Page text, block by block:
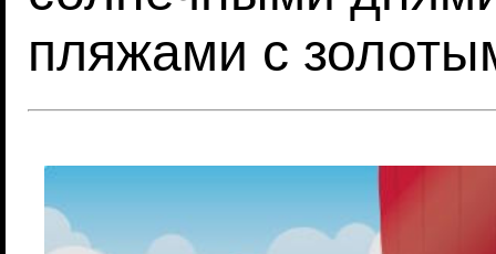
пляжами с